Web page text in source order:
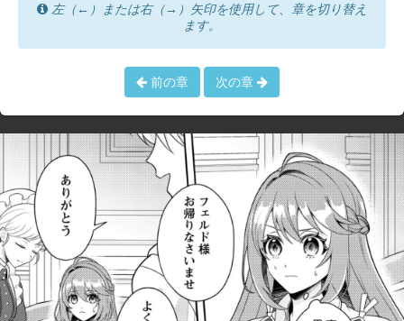
左（←）または右（→）矢印を使用して、章を切り替え
ます。
前の章 次の章